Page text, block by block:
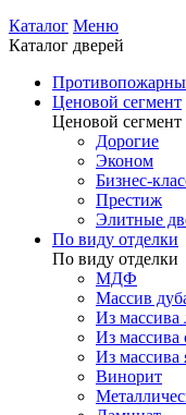
Каталог Меню
Каталог дверей
Ценовой сегмент
Ценовой сегмент
Дорогие
Эконом
Бизнес-
Престиж
Элитные
По виду отделки
По виду отделки
МДФ
Массив
Из
Из массива
Из массива
Винорит